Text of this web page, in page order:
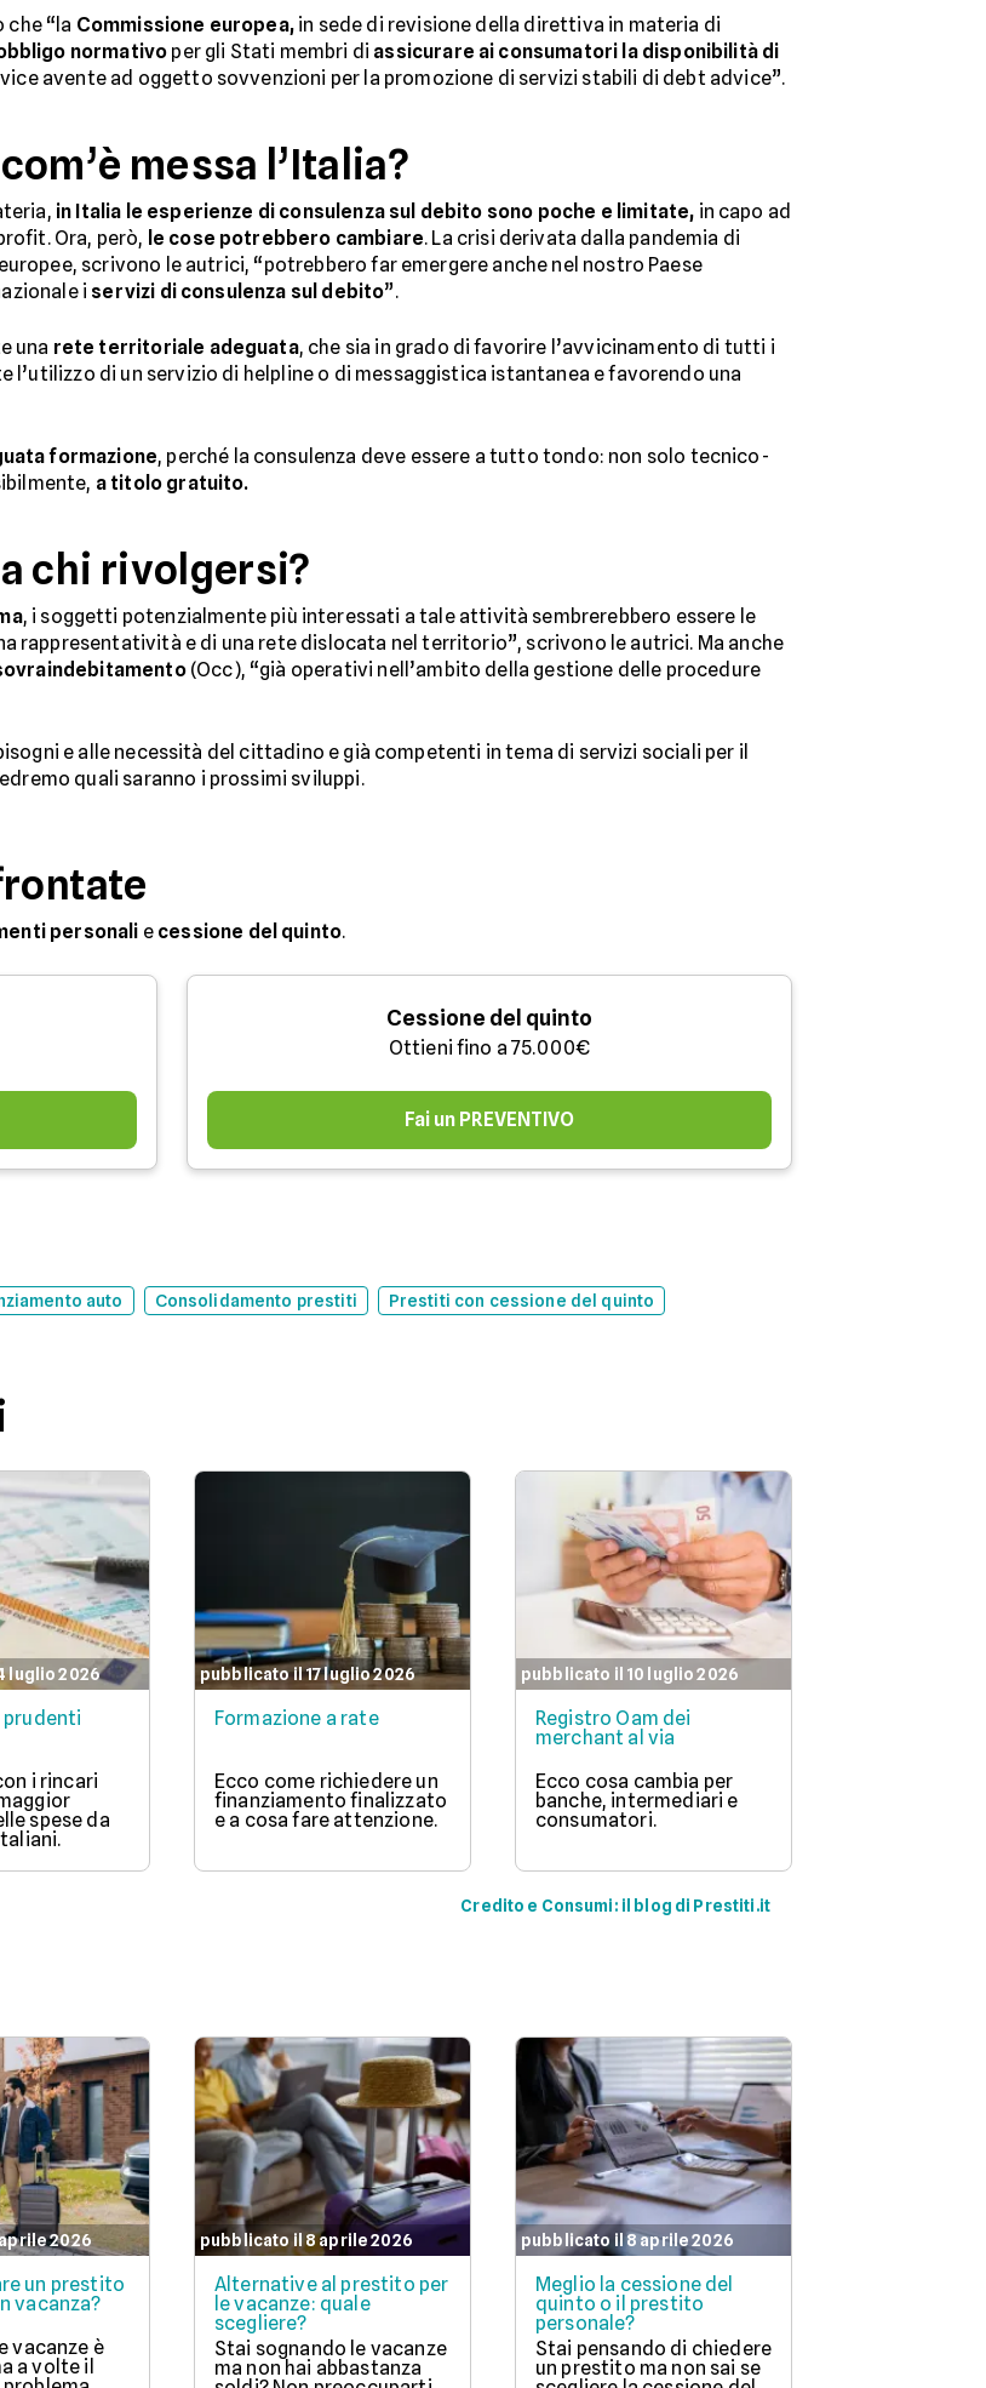
“la Commissione europea,in sede di revisione della direttiva in materia di
normativo per gli Stati membri di assicurare ai consumatori la disponibilità di
avente ad oggetto sovvenzioni per la promozione di servizi stabili di debt advice”.
messa l’Italia?
in Italia le esperienze di consulenza sul debito sono poche e limitate, in capo ad
Ora, però, le cose potrebbero cambiare. La crisi derivata dalla pandemia di
scrivono le autrici, “potrebbero far emergere anche nel nostro Paese
i servizi di consulenza sul debito”.
una rete territoriale adeguata, che sia in grado di favorire l’avvicinamento di tutti i
di un servizio di helpline o di messaggistica istantanea e favorendo una
formazione, perché la consulenza deve essere a tutto tondo: non solo tecnico-
a titolo gratuito.
chi rivolgersi?
, i soggetti potenzialmente più interessati a tale attività sembrerebbero essere le
rappresentatività e di una rete dislocata nel territorio”, scrivono le autrici. Ma anche
(Occ), “già operativi nell’ambito della gestione delle procedure
e alle necessità del cittadino e già competenti in tema di servizi sociali per il
quali saranno i prossimi sviluppi.
personali e cessione del quinto.
Cessione del quinto
Ottieni fino a 75.000€
Fai un PREVENTIVO
auto Consolidamento prestiti
Prestiti con cessione del quinto
luglio 2026
prudenti
i rincari
spese da
pubblicato il 17 luglio 2026
Formazione a rate
Ecco come richiedere un
finanziamento finalizzato
e a cosa fare attenzione.
pubblicato il 10 luglio 2026
Registro Oam dei
merchant al via
Ecco cosa cambia per
banche, intermediari e
consumatori.
Credito e Consumi: il blog di Prestiti.it
2026
un prestito
vacanza?
vacanze è
a volte il
pubblicato il 8 aprile 2026
Alternative al prestito per
le vacanze: quale
scegliere?
Stai sognando le vacanze
ma non hai abbastanza
pubblicato il 8 aprile 2026
Meglio la cessione del
quinto o il prestito
personale?
Stai pensando di chiedere
un prestito ma non sai se